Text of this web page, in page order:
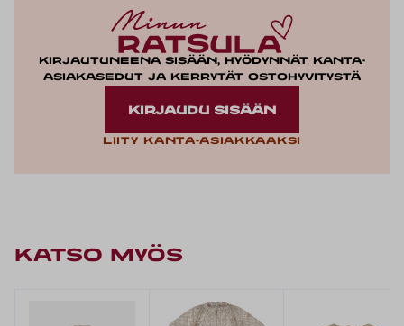
Kirjautuneena sisään, hyödynnät kanta-
asiakasedut ja kerrytät ostohyvitystä
KIRJAUDU SISÄÄN
Liity kanta-asiakkaaksi
KATSO MYÖS